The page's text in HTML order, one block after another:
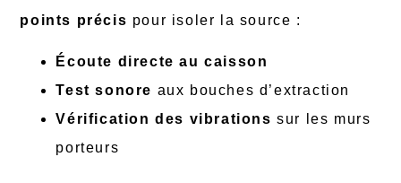
points précis pour isoler la source :
Écoute directe au caisson
Test sonore aux bouches d’extraction
Vérification des vibrations sur les murs
porteurs